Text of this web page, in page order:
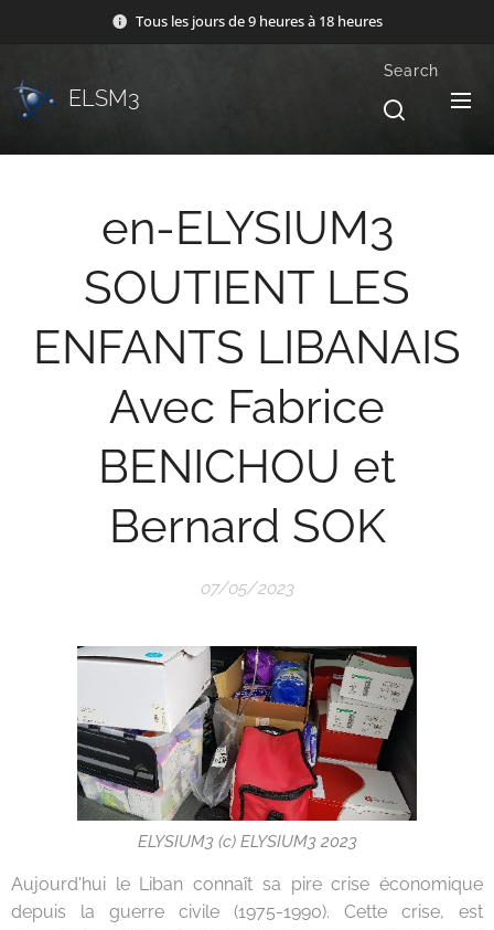
Tous les jours de 9 heures à 18 heures
ELSM3
Search
en-ELYSIUM3
SOUTIENT LES
ENFANTS LIBANAIS
Avec Fabrice
BENICHOU et
Bernard SOK
07/05/2023
ELYSIUM3 (c) ELYSIUM3 2023
Aujourd'hui le Liban connaît sa pire crise économique
depuis la guerre civile (1975-1990). Cette crise, est